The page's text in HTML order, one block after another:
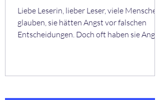
Liebe Leserin, lieber Leser, viele Menschen
glauben, sie hätten Angst vor falschen
Entscheidungen. Doch oft haben sie Angst